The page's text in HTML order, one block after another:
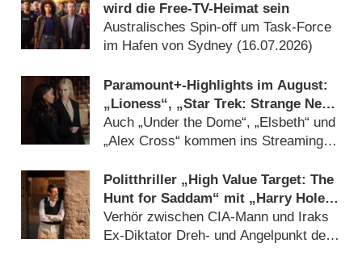
wird die Free-TV-Heimat sein
Australisches Spin-off um Task-Force
im Hafen von Sydney (16.07.2026)
Paramount+-Highlights im August:
„Lioness“, „Star Trek: Strange New
Worlds“, „Blue Bloods“ und „Navy
CIS“
Auch „Under the Dome“, „Elsbeth“ und
„Alex Cross“ kommen ins Streaming-
Politthriller „High Value Target: The
Hunt for Saddam“ mit „Harry Hole“-
Star Joel Kinnaman erhält Trailer
und Startdatum
Verhör zwischen CIA-Mann und Iraks
Ex-Diktator Dreh- und Angelpunkt der